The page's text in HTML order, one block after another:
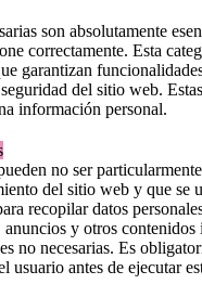
son absolutamente
correctamente. Esta
garantizan
del sitio web.
información personal.
no ser
del sitio web y que se
recopilar datos
anuncios y otros contenidos
no necesarias. Es
usuario antes de ejecutar